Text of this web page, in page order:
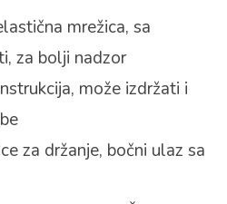
mrežica, sa
za bolji nadzor
može izdržati i
za držanje, bočni ulaz sa